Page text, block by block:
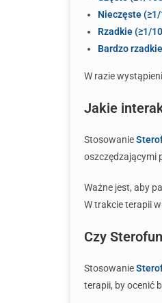
Nieczęste
Rzadkie (≥1/
Bardzo
W razie
Jakie
Stosowanie
oszczędzającymi
Ważne jest, aby
W trakcie terapii
Czy
Stosowanie
terapii, by ocenić